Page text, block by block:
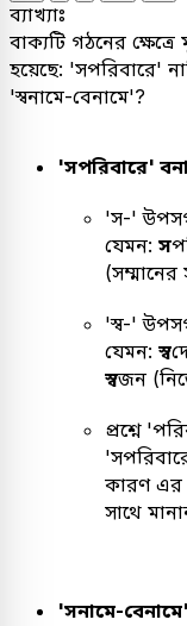
ব্যাখ্যাঃ
বাক্যটি গঠনের
হয়েছে: 'সপরিবারে'
'স্বনামে-বেনামে'?
'সপরিবারে'
'স-'
যেমন: স
(সম্মানের
'স্ব-'
যেমন: স্ব
স্বজন
প্রশ্নে
কারণ এর
সাথে
'সনামে-